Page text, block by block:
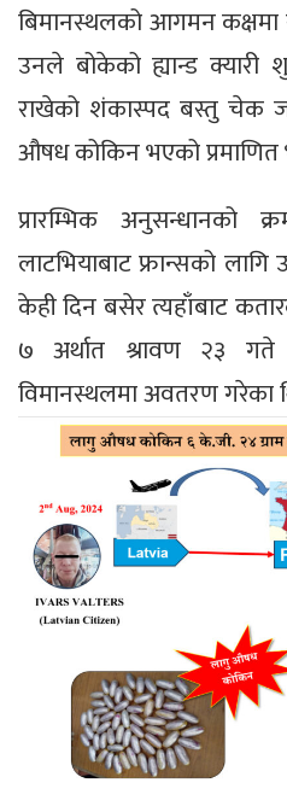
बिमानस्थलको आगमन
उनले बोकेको ह्यान्ड क्यारी
राखेको शंकास्पद बस्तु चेक
औषध कोकिन भएको प्रमाणित
प्रारम्भिक अनुसन्धानको
लाटभियाबाट फ्रान्सको
केही दिन बसेर त्यहाँबाट
७ अर्थात श्रावण २३ गते
विमानस्थलमा अवतरण गरेका